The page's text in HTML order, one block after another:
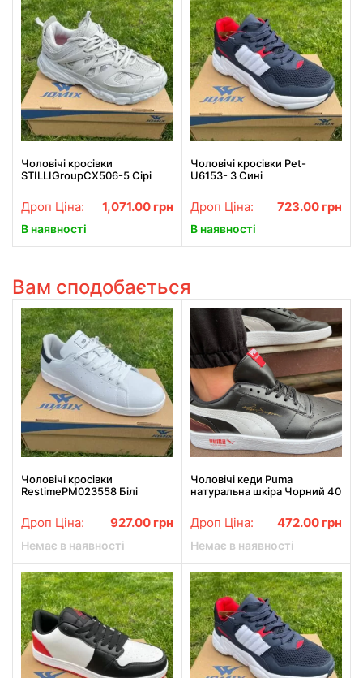
Чоловічі кросівки
STILLIGroupCX506-5 Сірі
Дроп Ціна: 1,071.00 грн
В наявності
Чоловічі кросівки Pet-
U6153- 3 Сині
Дроп Ціна: 723.00 грн
В наявності
Вам сподобається
Чоловічі кросівки
RestimePM023558 Білі
Дроп Ціна: 927.00 грн
Немає в наявності
Чоловічі кеди Puma
натуральна шкіра Чорний 40
Дроп Ціна: 472.00 грн
Немає в наявності